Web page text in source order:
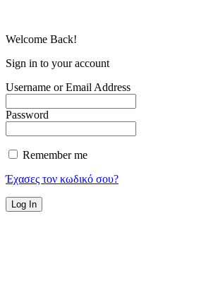
Welcome Back!
Sign in to your account
Username or Email Address
Password
Remember me
Έχασες τον κωδικό σου?